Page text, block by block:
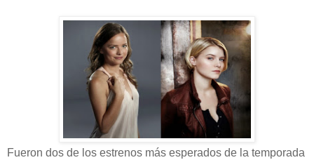
Fueron dos de los estrenos más esperados de la temporada